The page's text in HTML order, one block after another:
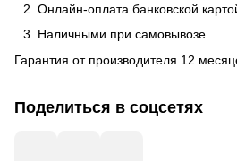
Онлайн-оплата банковской
Наличными при самовывозе.
Гарантия от производителя 12
Поделиться в соцсетях